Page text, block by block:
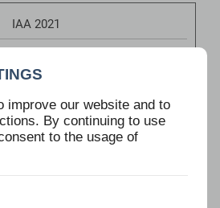
improve our website and to
By continuing to use
to the usage of
IAA 2021